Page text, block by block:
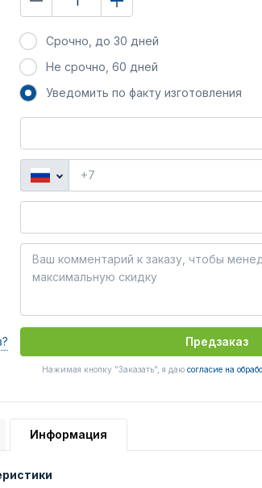
Срочно, до 30 дней
Не срочно, 60 дней
Уведомить по факту изготовления
Предзаказ
Нажимая кнопку "Заказать", я даю согласие на
Информация